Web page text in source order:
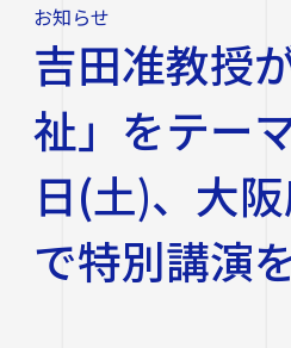
四天王寺大学について
四天王寺大学について
四天王寺大学の概要
学長挨拶
大学・大学院・短大
文学部
学生生活
学生生活
就職・キャリア支援
お知らせ
吉田准教授
祉」をテー
日(土)、大
で特別講演